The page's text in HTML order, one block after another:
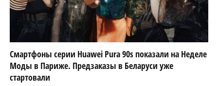
Смартфоны серии Huawei Pura 90s показали на Неделе
Моды в Париже. Предзаказы в Беларуси уже
стартовали